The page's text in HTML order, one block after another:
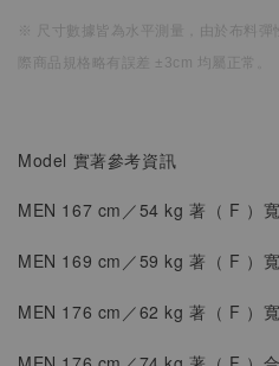
※ 尺寸數據皆為水平測量， 由於布料彈
際商品規格略有誤差 ±3cm 均屬正常。
Model 實著參考資訊
MEN 167 cm／54 kg 著（ F ）
MEN 169 cm／59 kg 著（ F ）
MEN 176 cm／62 kg 著（ F ）